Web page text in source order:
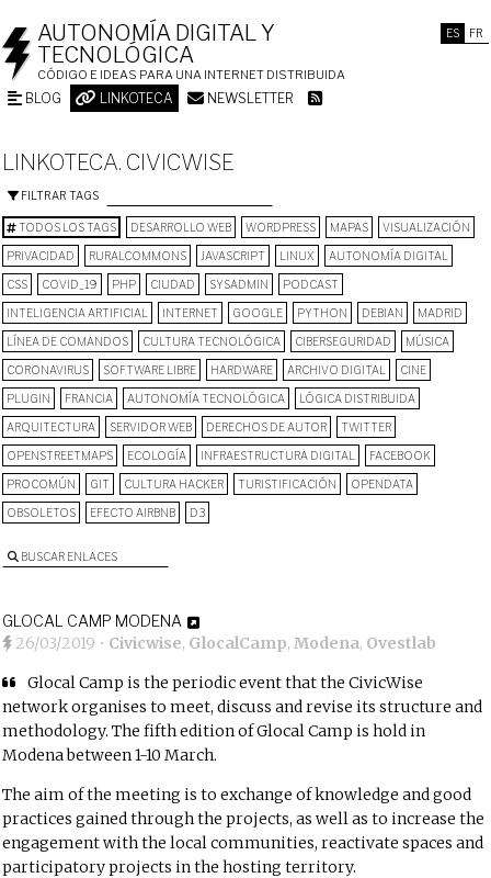
ES FR
AUTONOMÍA DIGITAL Y
TECNOLÓGICA
CÓDIGO E IDEAS PARA UNA INTERNET DISTRIBUIDA
BLOG LINKOTECA NEWSLETTER
LINKOTECA. CIVICWISE
FILTRAR TAGS
TODOS LOS TAGS DESARROLLO WEB WORDPRESS MAPAS VISUALIZACIÓN
PRIVACIDAD RURALCOMMONS JAVASCRIPT LINUX AUTONOMÍA DIGITAL
CSS COVID_19 PHP CIUDAD SYSADMIN PODCAST
INTELIGENCIA ARTIFICIAL INTERNET GOOGLE PYTHON DEBIAN MADRID
LÍNEA DE COMANDOS CULTURA TECNOLÓGICA CIBERSEGURIDAD MÚSICA
CORONAVIRUS SOFTWARE LIBRE HARDWARE ARCHIVO DIGITAL CINE
PLUGIN FRANCIA AUTONOMÍA TECNOLÓGICA LÓGICA DISTRIBUIDA
ARQUITECTURA SERVIDOR WEB DERECHOS DE AUTOR TWITTER
OPENSTREETMAPS ECOLOGÍA INFRAESTRUCTURA DIGITAL FACEBOOK
PROCOMÚN GIT CULTURA HACKER TURISTIFICACIÓN OPENDATA
OBSOLETOS EFECTO AIRBNB D3
BUSCAR ENLACES
GLOCAL CAMP MODENA
26/03/2019 • Civicwise, GlocalCamp,Modena, Ovestlab
Glocal Camp is the periodic event that the CivicWise
network organises to meet, discuss and revise its structure and
methodology. The fifth edition of Glocal Camp is hold in
Modena between 1-10 March.
The aim of the meeting is to exchange of knowledge and good
practices gained through the projects, as well as to increase the
engagement with the local communities, reactivate spaces and
participatory projects in the hosting territory.